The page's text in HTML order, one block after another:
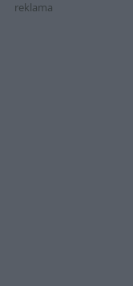
reklama